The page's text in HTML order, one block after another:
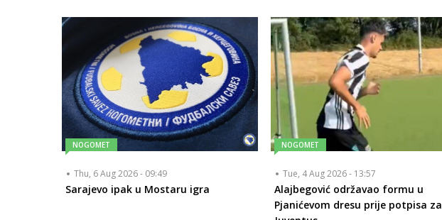
NOGOMET
Thu, 6 Aug 2026 - 09:49
Sarajevo ipak u Mostaru igra
NOGOMET
Tue, 4 Aug 2026 - 13:57
Alajbegović održavao formu u
Pjanićevom dresu prije potpisa za